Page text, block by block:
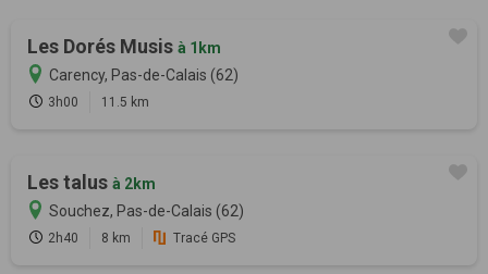
Les Dorés Musis à 1km
Carency, Pas-de-Calais (62)
3h00 11.5 km
Les talus à 2km
Souchez, Pas-de-Calais (62)
2h40 8 km Tracé GPS